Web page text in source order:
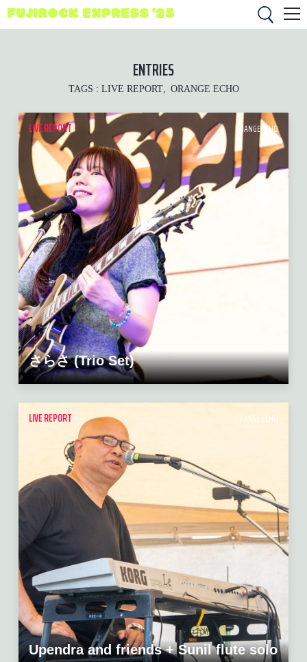
FUJIROCK EXPRESS '25
ENTRIES
TAGS : LIVE REPORT ORANGE ECHO
LIVE REPORT ORANGE ECHO
さらさ (Trio Set)
LIVE REPORT ORANGE ECHO
Upendra and friends + Sunil flute solo